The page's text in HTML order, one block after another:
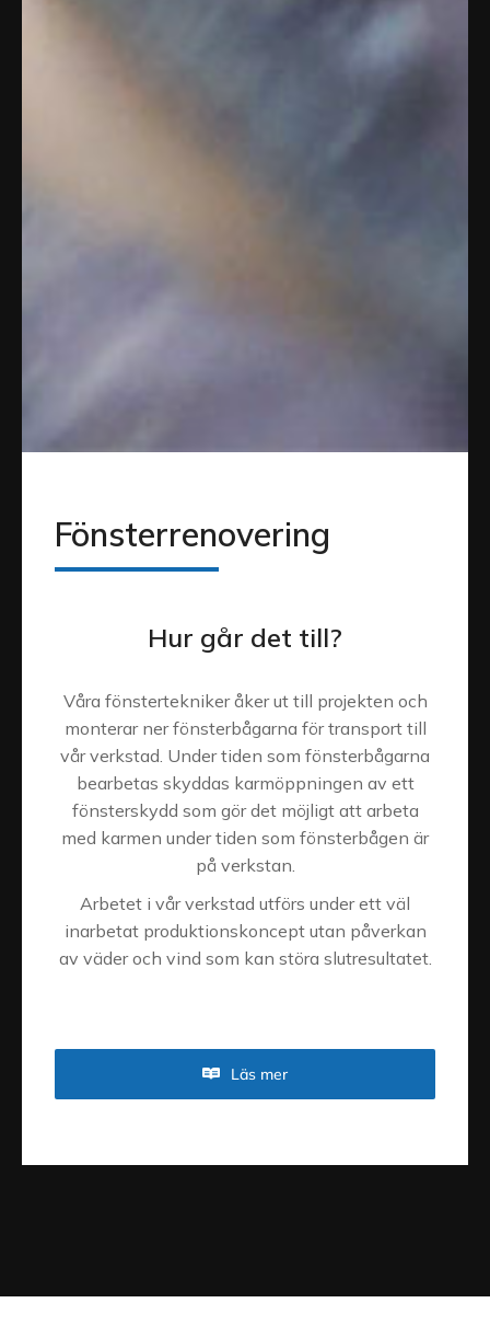
Fönsterrenovering
Hur går det till?
Våra fönstertekniker åker ut till projekten och
monterar ner fönsterbågarna för transport till
vår verkstad. Under tiden som fönsterbågarna
bearbetas skyddas karmöppningen av ett
fönsterskydd som gör det möjligt att arbeta
med karmen under tiden som fönsterbågen är
på verkstan.
Arbetet i vår verkstad utförs under ett väl
inarbetat produktionskoncept utan påverkan
av väder och vind som kan störa slutresultatet.
Läs mer